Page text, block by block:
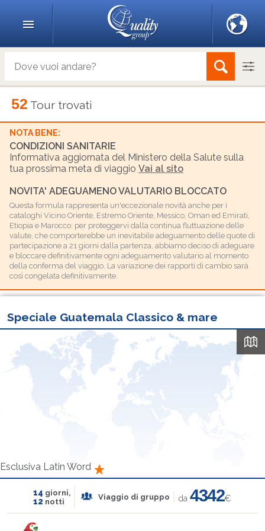
52 Tour trovati
NOTA BENE:
CONDIZIONI SANITARIE
Informativa aggiornata del Ministero della Salute sulla
tua prossima meta di viaggio Vai al sito
NOVITA' ADEGUAMENO VALUTARIO BLOCCATO
Questa formula rappresenta un'eccezionale novità anche per i
cataloghi Vicino Oriente, Estremo Oriente, Messico, Oman ed Emirati,
Etiopia e Marocco: per proteggervi dalla continua fluttuazione delle
valute, che comporterebbe un inevitabile adeguamento delle quote di
partecipazione a 21 giorni dalla partenza, abbiamo deciso di adeguare
e bloccare definitivamente ogni adeguamento valutario al momento
della conferma del viaggio. La variazione dei rapporti di cambio sarà
così congelata definitivamente.
Speciale Guatemala Classico & mare
Esclusiva Latin Word
14 giorni,
12 notti
Viaggio di gruppo da4342€